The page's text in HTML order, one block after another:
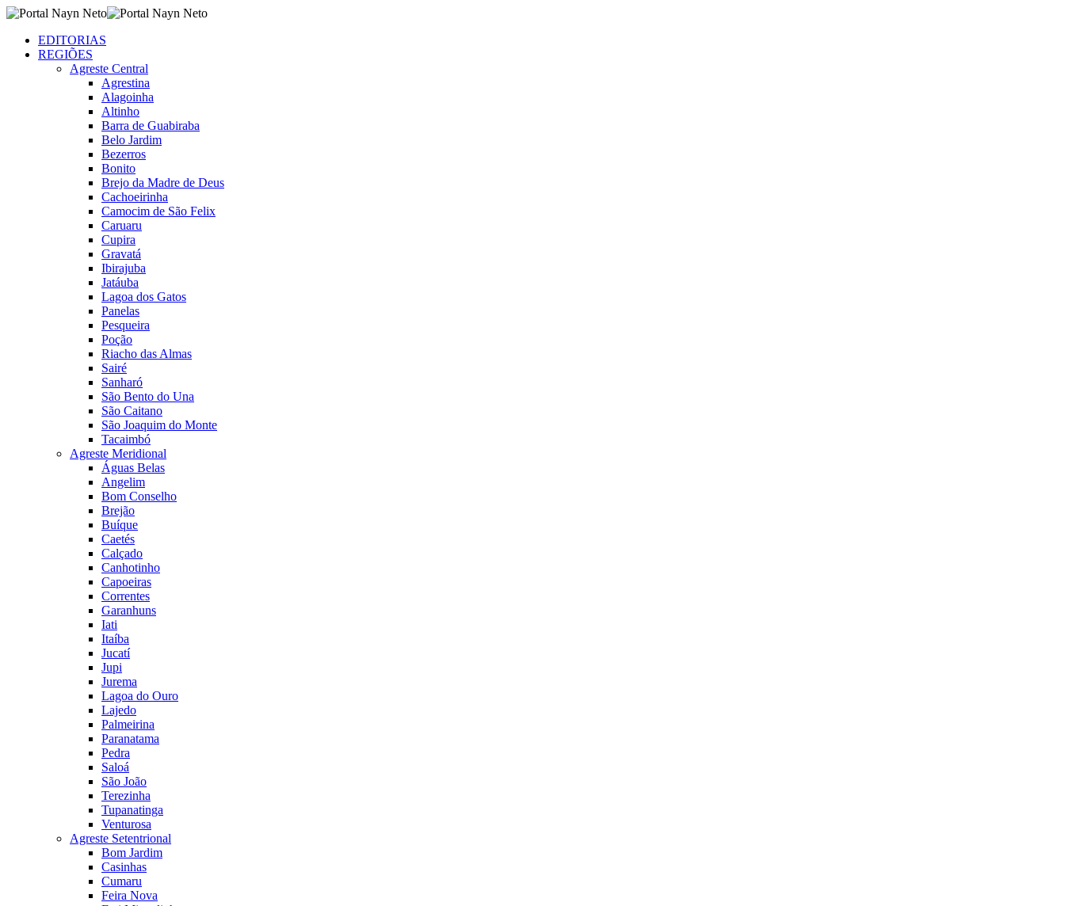
EDITORIAS
REGIÕES
Agreste Central
Agrestina
Alagoinha
Altinho
Barra de Guabiraba
Belo Jardim
Bezerros
Bonito
Brejo da Madre de Deus
Cachoeirinha
Camocim de São Felix
Caruaru
Cupira
Gravatá
Ibirajuba
Jatáuba
Lagoa dos Gatos
Panelas
Pesqueira
Poção
Riacho das Almas
Sairé
Sanharó
São Bento do Una
São Caitano
São Joaquim do Monte
Tacaimbó
Agreste Meridional
Águas Belas
Angelim
Bom Conselho
Brejão
Buíque
Caetés
Calçado
Canhotinho
Capoeiras
Correntes
Garanhuns
Iati
Itaíba
Jucatí
Jupi
Jurema
Lagoa do Ouro
Lajedo
Palmeirina
Paranatama
Pedra
Saloá
São João
Terezinha
Tupanatinga
Venturosa
Agreste Setentrional
Bom Jardim
Casinhas
Cumaru
Feira Nova